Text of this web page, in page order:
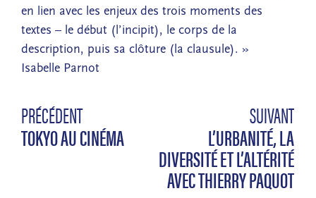
en lien avec les enjeux des trois moments des
textes – le début (l’incipit), le corps de la
description, puis sa clôture (la clausule). »
Isabelle Parnot
PRÉCÉDENT
TOKYO AU CINÉMA
SUIVANT
L’URBANITÉ, LA
DIVERSITÉ ET L’ALTÉRITÉ
AVEC THIERRY PAQUOT